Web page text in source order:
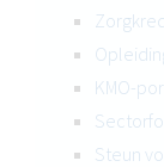
KMO-
Steun